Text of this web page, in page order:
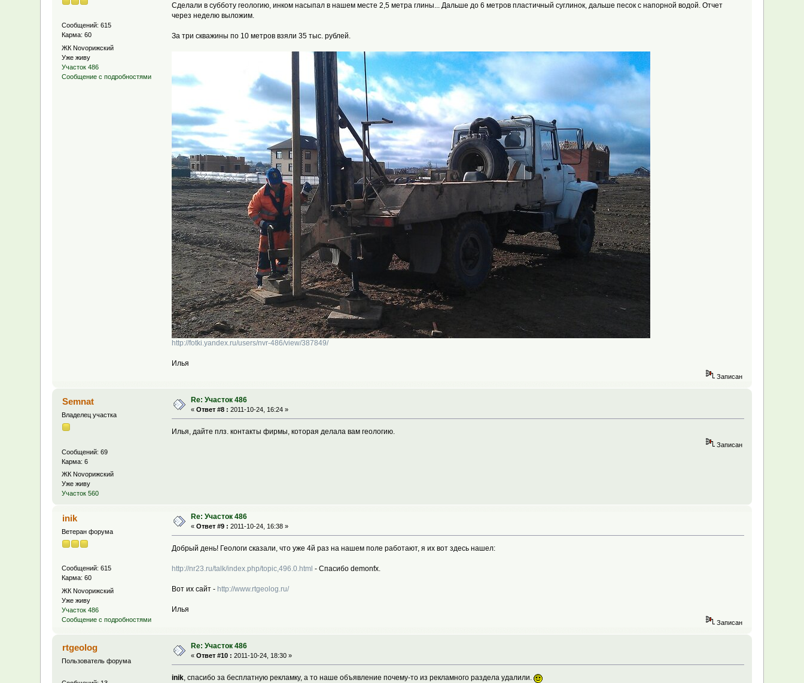
Сообщений: 615
Карма: 60
ЖК Novoрижский
Уже живу
Участок 486
Сообщение с подробностями
Сделали в субботу геологию, инком насыпал в нашем месте 2,5 метра глины... Дальше до 6 метров пластичный суглинок, дальше песок с напорной водой. Отчет
через неделю выложим.
За три скважины по 10 метров взяли 35 тыс. рублей.
http://fotki.yandex.ru/users/nvr-486/view/387849/
Илья
Записан
Semnat
Владелец участка
Сообщений: 69
Карма: 6
ЖК Novoрижский
Уже живу
Участок 560
Re: Участок 486
«Ответ #8 : 2011-10-24, 16:24 »
Илья, дайте плз. контакты фирмы, которая делала вам геологию.
Записан
inik
Ветеран форума
Сообщений: 615
Карма: 60
ЖК Novoрижский
Уже живу
Участок 486
Сообщение с подробностями
Re: Участок 486
«Ответ #9 : 2011-10-24, 16:38 »
Добрый день! Геологи сказали, что уже 4й раз на нашем поле работают, я их вот здесь нашел:
http://nr23.ru/talk/index.php/topic,496.0.html - Спасибо demonfx.
Вот их сайт - http://www.rtgeolog.ru/
Илья
Записан
rtgeolog
Пользователь форума
Re: Участок 486
«Ответ #10 : 2011-10-24, 18:30 »
inik, спасибо за бесплатную рекламку, а то наше объявление почему-то из рекламного раздела удалили.